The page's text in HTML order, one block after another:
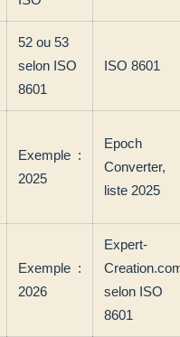
52 ou 53
selon ISO
8601
ISO 8601
Exemple :
2025
Epoch
Converter,
liste 2025
Exemple :
2026
Expert-
selon ISO
8601